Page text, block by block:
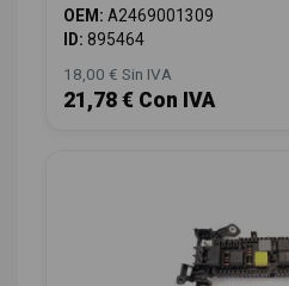
OEM: A2469001309
ID: 895464
18,00 € Sin IVA
21,78 € Con IVA